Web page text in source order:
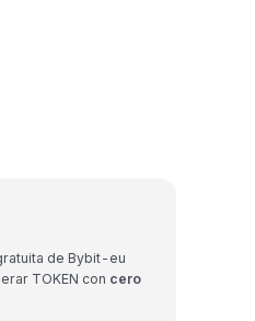
de Bybit-eu
TOKEN con cero